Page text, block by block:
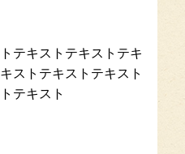
テキストテキストテキ
ストテキストテキスト
テキスト